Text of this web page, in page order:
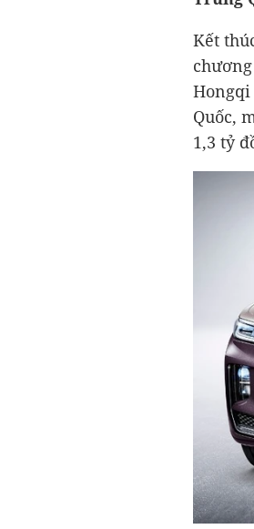
Kết
Hongqi
Quốc,
1,3 tỷ